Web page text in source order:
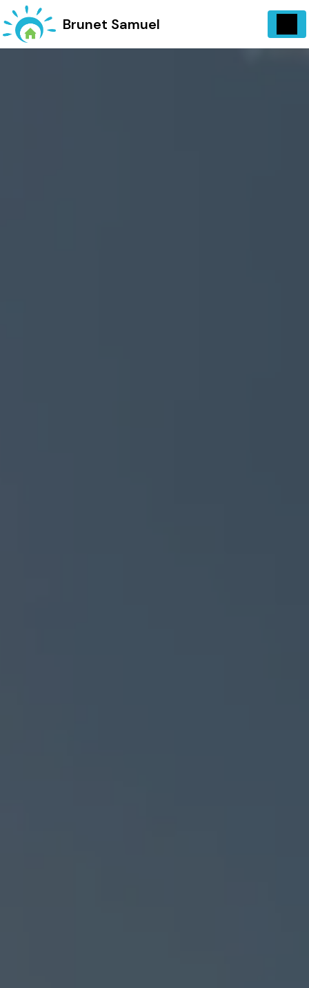
734 Vieux, Chemin d'Entrecasteaux 83570 Carcès
06 13 07 72 97Brunet Samuel
Panneau de gestion des cookies